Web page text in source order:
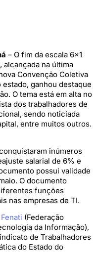
– O fim da escala 6×1
alcançada na última
Convenção Coletiva
ganhou destaque
O tema está em alta no
dos trabalhadores de
sendo noticiada
entre muitos outros.
inúmeros
salarial de 6% e
possui validade
O documento
funções
nas empresas de TI.
Fenati (Federação
da Informação),
de Trabalhadores
do Estado do